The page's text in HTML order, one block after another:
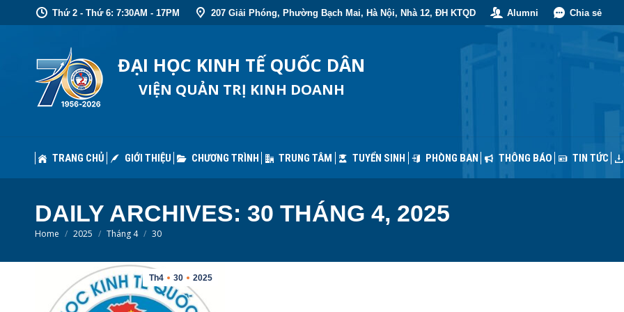
Thứ 2 - Thứ 6: 7:30AM - 17PM 207 Giải Phóng, Phường Bạch Mai, Hà Nội, Nhà 12, ĐH KTQD Alumni Chia sẻ
ĐẠI HỌC KINH TẾ QUỐC DÂN
VIỆN QUẢN TRỊ KINH DOANH
TRANG CHỦ GIỚI THIỆU CHƯƠNG TRÌNH TRUNG TÂM TUYỂN SINH PHÒNG BAN THÔNG BÁO TIN TỨC
DAILY ARCHIVES: 30 THÁNG 4, 2025
You are here:
Home 2025 Tháng 4 30
Th4 30 2025
CHƯƠNG TRÌNH TRUNG TÂM TUYỂN SINH PHÒNG BAN THÔNG BÁO